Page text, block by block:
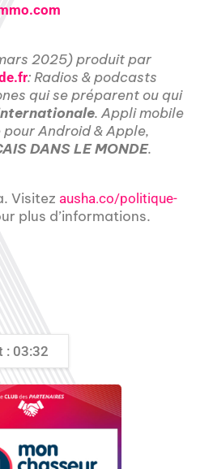
2025) produit par
: Radios & podcasts
qui se préparent ou qui
. Appli mobile
Android & Apple,
DANS LE MONDE.
Visitez ausha.co/politique-
plus d’informations.
: 03:32